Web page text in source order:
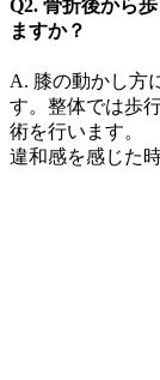
Q2. 骨折後から
ますか？
A. 膝の動かし方
す。整体では歩
術を行います。
違和感を感じた